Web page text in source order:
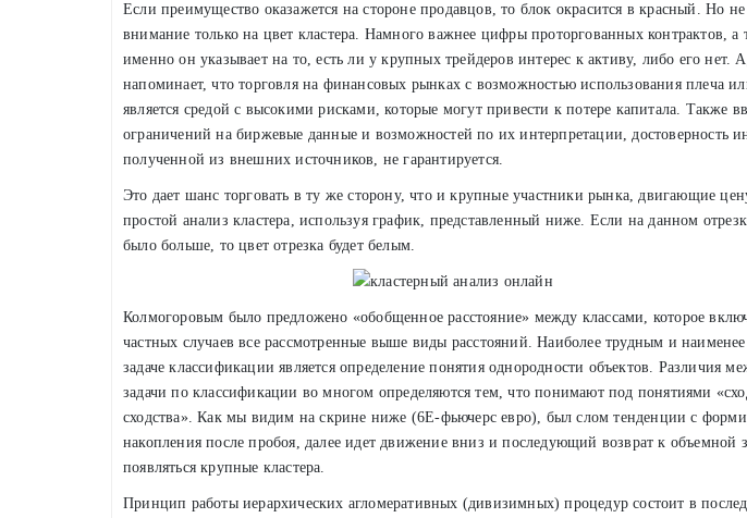
Если преимущество оказажется на стороне продавцов, то блок окрасится в красный. Но не
внимание только на цвет кластера. Намного важнее цифры проторгованных контрактов, а
именно он указывает на то, есть ли у крупных трейдеров интерес к активу, либо его нет.
напоминает, что торговля на финансовых рынках с возможностью использования плеча
является средой с высокими рисками, которые могут привести к потере капитала. Также
ограничений на биржевые данные и возможностей по их интерпретации, достоверность
полученной из внешних источников, не гарантируется.
Это дает шанс торговать в ту же сторону, что и крупные участники рынка, двигающие
простой анализ кластера, используя график, представленный ниже. Если на данном
было больше, то цвет отрезка будет белым.
Колмогоровым было предложено «обобщенное расстояние» между классами, которое
частных случаев все рассмотренные выше виды расстояний. Наиболее трудным и
задаче классификации является определение понятия однородности объектов. Различия
задачи по классификации во многом определяются тем, что понимают под понятиями
сходства». Как мы видим на скрине ниже (6E-фьючерс евро), был слом тенденции с
накопления после пробоя, далее идет движение вниз и последующий возврат к объемной
появляться крупные кластера.
Принцип работы иерархических агломеративных (дивизимных) процедур состоит в